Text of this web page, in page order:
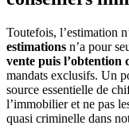
Toutefois, l’estimation
estimations n’a pour
vente puis l’obtention
mandats exclusifs. Un
source essentielle de
l’immobilier et ne pas
quasi criminelle dans